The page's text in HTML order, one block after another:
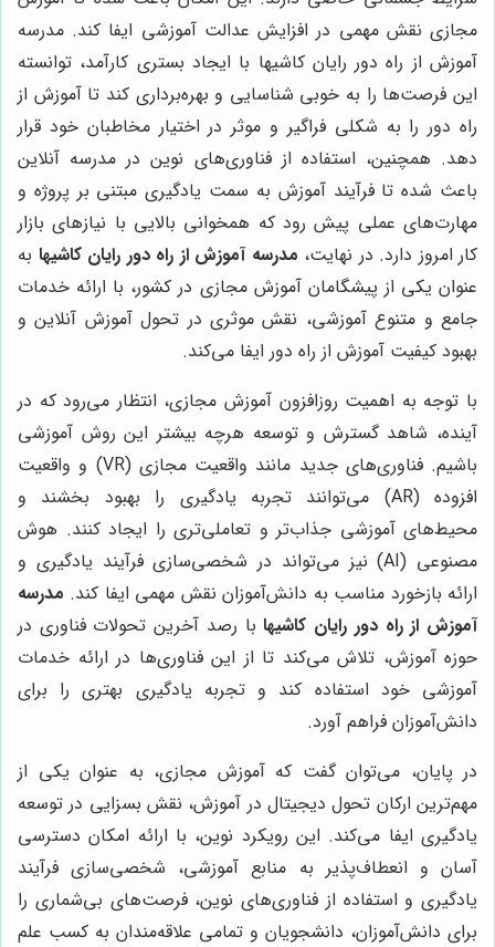
مجازی نقش مهمی در افزایش عدالت آموزشی ایفا کند. مدرسه
آموزش از راه دور رایان کاشیها با ایجاد بستری کارآمد، توانسته
این فرصت‌ها را به خوبی شناسایی و بهره‌برداری کند تا آموزش از
راه دور را به شکلی فراگیر و موثر در اختیار مخاطبان خود قرار
دهد. همچنین، استفاده از فناوری‌های نوین در مدرسه آنلاین
باعث شده تا فرآیند آموزش به سمت یادگیری مبتنی بر پروژه و
مهارت‌های عملی پیش رود که همخوانی بالایی با نیازهای بازار
کار امروز دارد. در نهایت، مدرسه آموزش از راه دور رایان کاشیها به
عنوان یکی از پیشگامان آموزش مجازی در کشور، با ارائه خدمات
جامع و متنوع آموزشی، نقش موثری در تحول آموزش آنلاین و
بهبود کیفیت آموزش از راه دور ایفا می‌کند.
با توجه به اهمیت روزافزون آموزش مجازی، انتظار می‌رود که در
آینده، شاهد گسترش و توسعه هرچه بیشتر این روش آموزشی
باشیم. فناوری‌های جدید مانند واقعیت مجازی (VR) و واقعیت
افزوده (AR) می‌توانند تجربه یادگیری را بهبود بخشند و
محیط‌های آموزشی جذاب‌تر و تعاملی‌تری را ایجاد کنند. هوش
مصنوعی (AI) نیز می‌تواند در شخصی‌سازی فرآیند یادگیری و
ارائه بازخورد مناسب به دانش‌آموزان نقش مهمی ایفا کند. مدرسه
آموزش از راه دور رایان کاشیهابا رصد آخرین تحولات فناوری در
حوزه آموزش، تلاش می‌کند تا از این فناوری‌ها در ارائه خدمات
آموزشی خود استفاده کند و تجربه یادگیری بهتری را برای
دانش‌آموزان فراهم آورد.
در پایان، می‌توان گفت که آموزش مجازی، به عنوان یکی از
مهم‌ترین ارکان تحول دیجیتال در آموزش، نقش بسزایی در توسعه
یادگیری ایفا می‌کند. این رویکرد نوین، با ارائه امکان دسترسی
آسان و انعطاف‌پذیر به منابع آموزشی، شخصی‌سازی فرآیند
یادگیری و استفاده از فناوری‌های نوین، فرصت‌های بی‌شماری را
برای دانش‌آموزان، دانشجویان و تمامی علاقه‌مندان به کسب علم